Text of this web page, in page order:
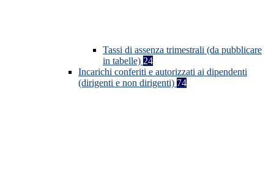
Tassi di assenza trimestrali (da pubblicare
in tabelle) 24
Incarichi conferiti e autorizzati ai dipendenti
(dirigenti e non dirigenti) 74